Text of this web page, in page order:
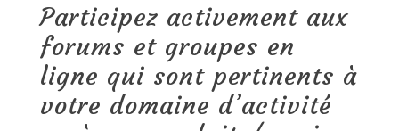
Participez activement aux
forums et groupes en
ligne qui sont pertinents à
votre domaine d’activité